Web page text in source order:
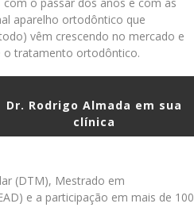
aparelho ortodôntico que
vêm crescendo no mercado e
o tratamento ortodôntico.
Dr. Rodrigo Almada em sua
clínica
(DTM), Mestrado em
e a participação em mais de 100